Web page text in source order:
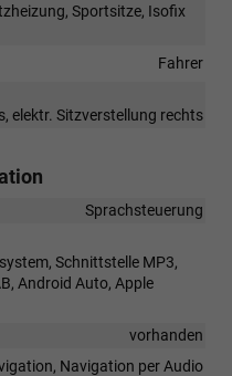
Sportsitze, Isofix
Fahrer
elektr. Sitzverstellung rechts
Sprachsteuerung
Schnittstelle MP3,
Android Auto, Apple
vorhanden
Navigation per Audio